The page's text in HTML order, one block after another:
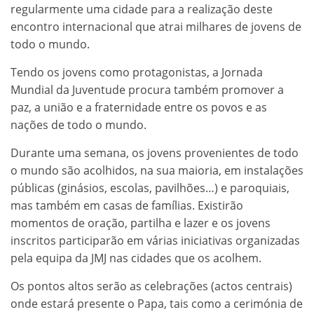
regularmente uma cidade para a realização deste
encontro internacional que atrai milhares de jovens de
todo o mundo.
Tendo os jovens como protagonistas, a Jornada
Mundial da Juventude procura também promover a
paz, a união e a fraternidade entre os povos e as
nações de todo o mundo.
Durante uma semana, os jovens provenientes de todo
o mundo são acolhidos, na sua maioria, em instalações
públicas (ginásios, escolas, pavilhões…) e paroquiais,
mas também em casas de famílias. Existirão
momentos de oração, partilha e lazer e os jovens
inscritos participarão em várias iniciativas organizadas
pela equipa da JMJ nas cidades que os acolhem.
Os pontos altos serão as celebrações (actos centrais)
onde estará presente o Papa, tais como a cerimónia de